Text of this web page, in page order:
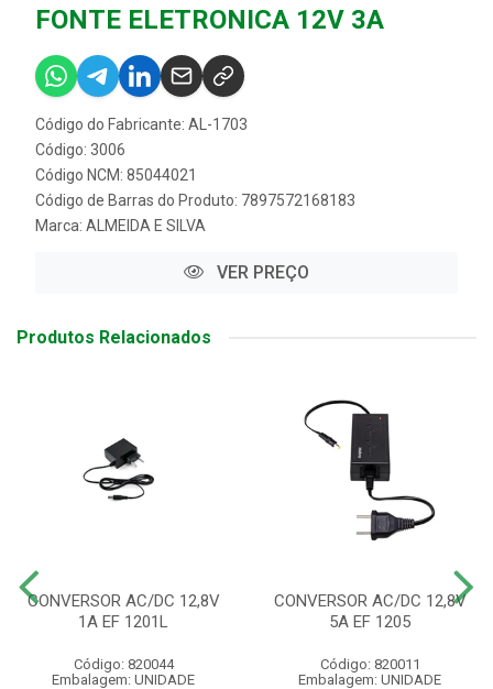
FONTE ELETRONICA 12V 3A
Código do Fabricante: AL-1703
Código: 3006
Código NCM: 85044021
Código de Barras do Produto: 7897572168183
Marca: ALMEIDA E SILVA
VER PREÇO
Produtos Relacionados
CONVERSOR AC/DC 12,8V
1A EF 1201L
Código: 820044
Embalagem: UNIDADE
CONVERSOR AC/DC 12,8V
5A EF 1205
Código: 820011
Embalagem: UNIDADE